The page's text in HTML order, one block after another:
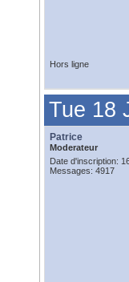
Hors ligne
Tue 18
Patrice
Moderateur
Date d'inscription:
Messages: 4917